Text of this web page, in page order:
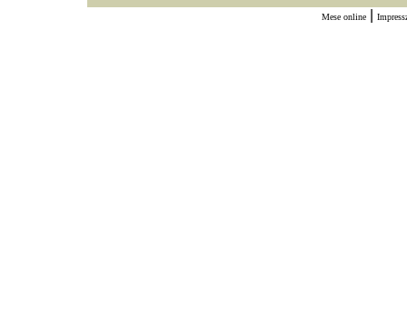
Mese online|